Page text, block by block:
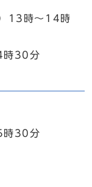
13時～14時
時30分
時30分